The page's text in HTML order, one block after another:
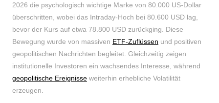
2026 die psychologisch wichtige Marke von 80.000 US-Dollar
überschritten, wobei das Intraday-Hoch bei 80.600 USD lag,
bevor der Kurs auf etwa 78.800 USD zurückging. Diese
Bewegung wurde von massiven ETF-Zuflüssen und positiven
geopolitischen Nachrichten begleitet. Gleichzeitig zeigen
institutionelle Investoren ein wachsendes Interesse, während
geopolitische Ereignisse weiterhin erhebliche Volatilität
erzeugen.